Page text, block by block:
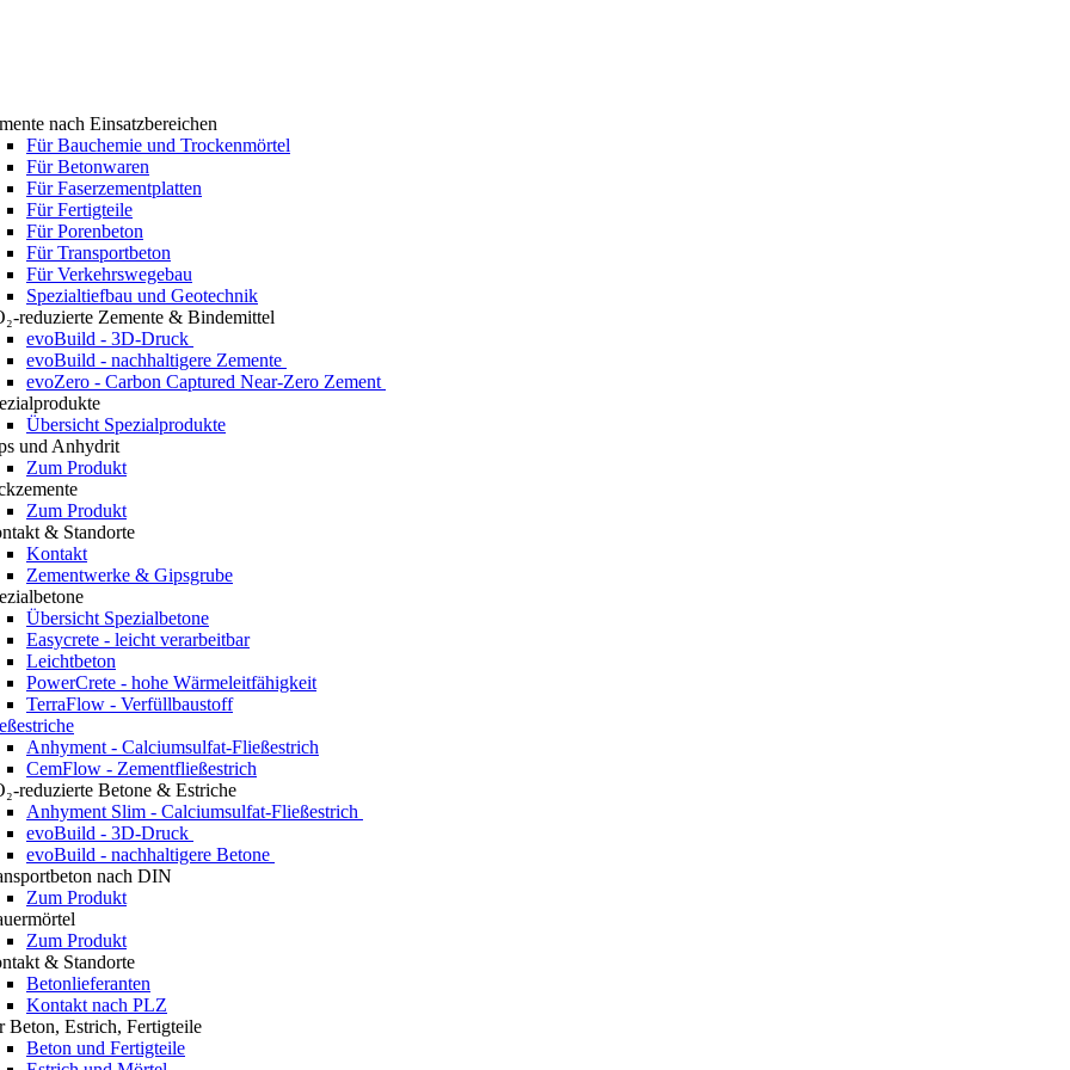
nach Einsatzbereichen
Für Bauchemie und Trockenmörtel
Für Betonwaren
Für Faserzementplatten
Für Fertigteile
Für Porenbeton
Für Transportbeton
Für Verkehrswegebau
Spezialtiefbau und Geotechnik
reduzierte Zemente & Bindemittel
evoBuild - 3D-Druck
evoBuild - nachhaltigere Zemente
evoZero - Carbon Captured Near-Zero Zement
Übersicht Spezialprodukte
und Anhydrit
Zum Produkt
Zum Produkt
& Standorte
Kontakt
Zementwerke & Gipsgrube
Übersicht Spezialbetone
Easycrete - leicht verarbeitbar
Leichtbeton
PowerCrete - hohe Wärmeleitfähigkeit
TerraFlow - Verfüllbaustoff
Anhyment - Calciumsulfat-Fließestrich
CemFlow - Zementfließestrich
reduzierte Betone & Estriche
Anhyment Slim - Calciumsulfat-Fließestrich
evoBuild - 3D-Druck
evoBuild - nachhaltigere Betone
nach DIN
Zum Produkt
Zum Produkt
& Standorte
Betonlieferanten
Kontakt nach PLZ
Beton, Estrich, Fertigteile
Beton und Fertigteile